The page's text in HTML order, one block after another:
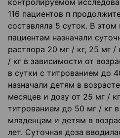
контролируемом
116 пациентов п
составляла 5 суток. В этом
пациентам назначали
раствора 20 мг / кг, 25 мг /
/ кг в зависимости от
в сутки с титрованием до
назначали детям в
месяцев и дозу от 25 мг /
титрованием до 50 мг / кг в
младенцам и детям в
лет. Суточная доза